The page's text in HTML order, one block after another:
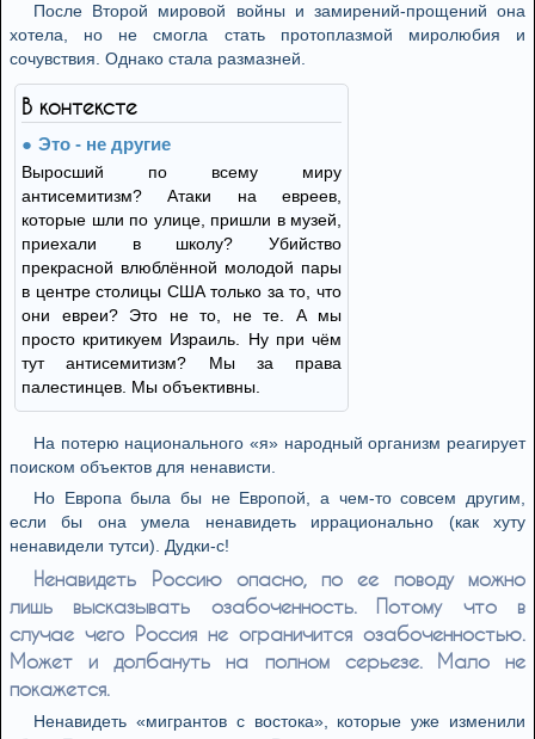
После Второй мировой войны и замирений-прощений она
хотела, но не смогла стать протоплазмой миролюбия и
сочувствия. Однако стала размазней.
В контексте
Это - не другие
Выросший по всему миру
антисемитизм? Атаки на евреев,
которые шли по улице, пришли в музей,
приехали в школу? Убийство
прекрасной влюблённой молодой пары
в центре столицы США только за то, что
они евреи? Это не то, не те. А мы
просто критикуем Израиль. Ну при чём
тут антисемитизм? Мы за права
палестинцев. Мы объективны.
На потерю национального «я» народный организм реагирует
поиском объектов для ненависти.
Но Европа была бы не Европой, а чем-то совсем другим,
если бы она умела ненавидеть иррационально (как хуту
ненавидели тутси). Дудки-с!
Ненавидеть Россию опасно, по ее поводу можно
лишь высказывать озабоченность. Потому что в
случае чего Россия не ограничится озабоченностью.
Может и долбануть на полном серьезе. Мало не
покажется.
Ненавидеть «мигрантов с востока», которые уже изменили